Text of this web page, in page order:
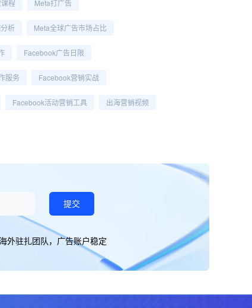
程 Meta打广告
析 Meta全球广告市场占比
Facebook广告日限
服务 Facebook营销实战
Facebook活动营销工具 出海营销视频
提交
外驻扎团队，广告账户稳定